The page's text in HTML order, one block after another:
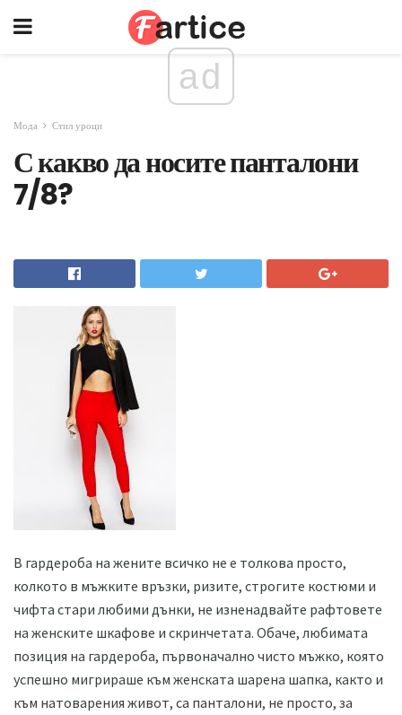
ad
Мода Стил уроци
С какво да носите панталони
7/8?
В гардероба на жените всичко не е толкова просто,
колкото в мъжките връзки, ризите, строгите костюми и
чифта стари любими дънки, не изненадвайте рафтовете
на женските шкафове и скринчетата. Обаче, любимата
позиция на гардероба, първоначално чисто мъжко, която
успешно мигрираше към женската шарена шапка, както и
към натоварения живот, са панталони, не просто, за